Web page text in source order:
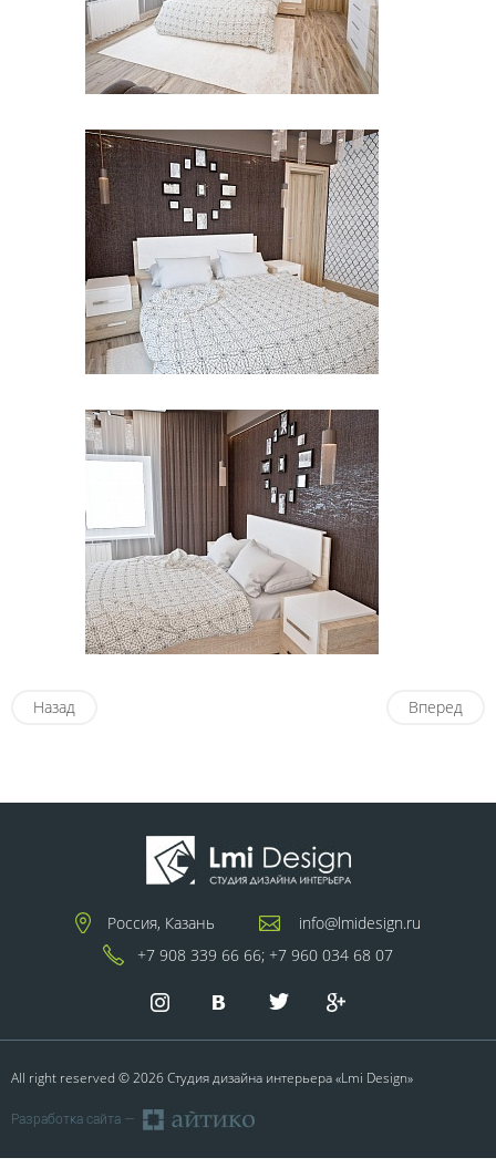
Назад Вперед
Россия, Казань
info@lmidesign.ru
+7 908 339 66 66; +7 960 034 68 07
All right reserved © 2026 Студия дизайна интерьера «Lmi Design»
Разработка сайта —